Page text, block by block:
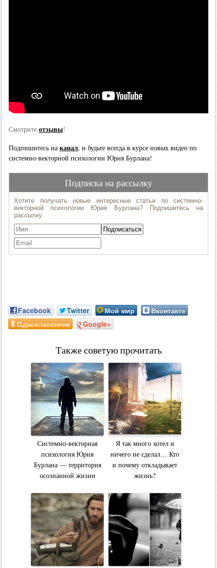
Смотрите отзывы!
Подпишитесь на канал, и будьте всегда в курсе новых видео по
системно-векторной психологии Юрия Бурлана!
Facebook Twitter Мой мир
Вконтакте
Одноклассники
Google+
Также советую прочитать
Системно-векторная
психология Юрия
Бурлана — территория
осознанной жизни
Я так много хотел и
ничего не сделал… Кто
и почему откладывает
жизнь?